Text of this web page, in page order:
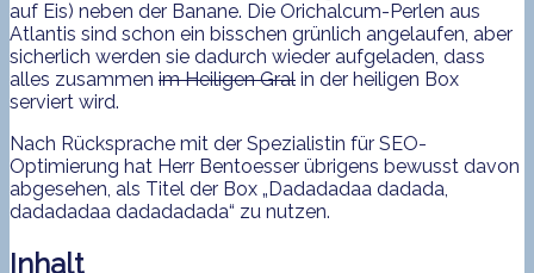
auf Eis) neben der Banane. Die Orichalcum-Perlen aus
Atlantis sind schon ein bisschen grünlich angelaufen, aber
sicherlich werden sie dadurch wieder aufgeladen, dass
alles zusammen im Heiligen Gral in der heiligen Box
serviert wird.
Nach Rücksprache mit der Spezialistin für SEO-
Optimierung hat Herr Bentoesser übrigens bewusst davon
abgesehen, als Titel der Box „Dadadadaa dadada,
dadadadaa dadadadada“ zu nutzen.
Inhalt